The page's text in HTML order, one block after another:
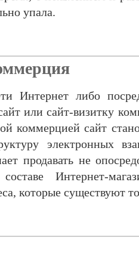
упала.
Интернет либо
или сайт-визитку
коммерцией сайт
электронных
продавать не
Интернет-
которые существуют